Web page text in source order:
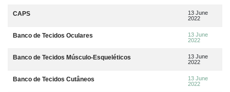
CAPS
13 June
2022
Banco de Tecidos Oculares
13 June
2022
Banco de Tecidos Músculo-Esqueléticos
13 June
2022
Banco de Tecidos Cutâneos
13 June
2022